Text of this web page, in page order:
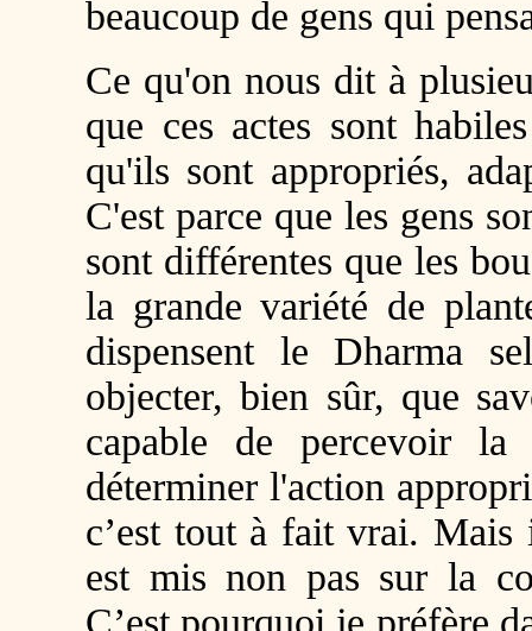
beaucoup de gens qui
Ce qu'on nous dit à
que ces actes sont
qu'ils sont appropriés,
C'est parce que les gens
sont différentes que les
la grande variété de
dispensent le Dharma
objecter, bien sûr, que
capable de percevoir la
déterminer l'action
c’est tout à fait vrai. Mais
est mis non pas sur la
C’est pourquoi je préfère